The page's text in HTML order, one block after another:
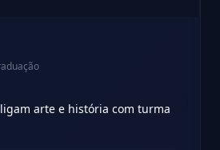
arte e história com turma